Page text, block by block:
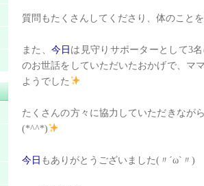
質問もたくさんしてくださり、体のこと
また、 今日 は見守りサポーターとして3
のお世話をしていただいたおかげで、マ
ようでした
たくさんの方々に協力していただきなが
(*^^*)
今日 もありがとうございました(〃´ω`〃)